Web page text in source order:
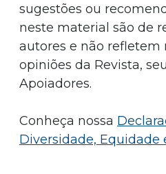
sugestões ou
neste material são de
autores e não refletem
opiniões da Revista,
Apoiadores.
Conheça nossa
Diversidade, Equidade